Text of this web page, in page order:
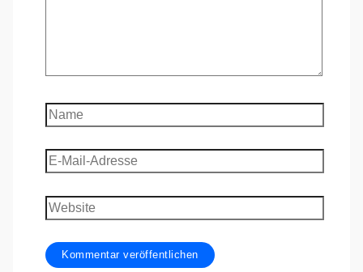
Name
E-
Mail-
Adresse
Website